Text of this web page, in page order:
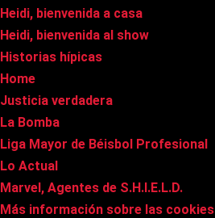
Heidi, bienvenida a casa
Heidi, bienvenida al show
Historias hípicas
Home
Justicia verdadera
La Bomba
Liga Mayor de Béisbol Profesional
Lo Actual
Marvel, Agentes de S.H.I.E.L.D.
Más información sobre las cookies